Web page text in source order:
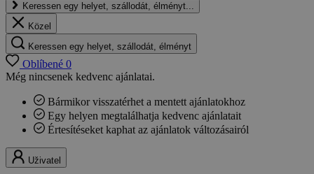
Keressen egy helyet, szállodát, élményt...
Közel
Keressen egy helyet, szállodát, élményt
Oblíbené 0
Még nincsenek kedvenc ajánlatai.
Bármikor visszatérhet a mentett ajánlatokhoz
Egy helyen megtalálhatja kedvenc ajánlatait
Értesítéseket kaphat az ajánlatok változásairól
Uživatel